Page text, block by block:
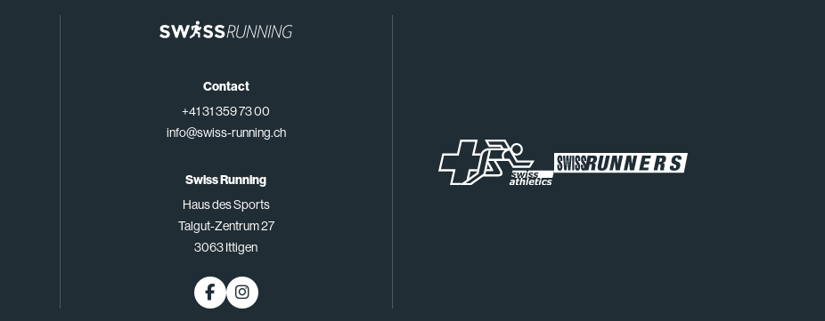
Contact
+41 31 359 73 00
info@swiss-running.ch
Swiss Running
Haus des Sports
Talgut-Zentrum 27
3063 Ittigen